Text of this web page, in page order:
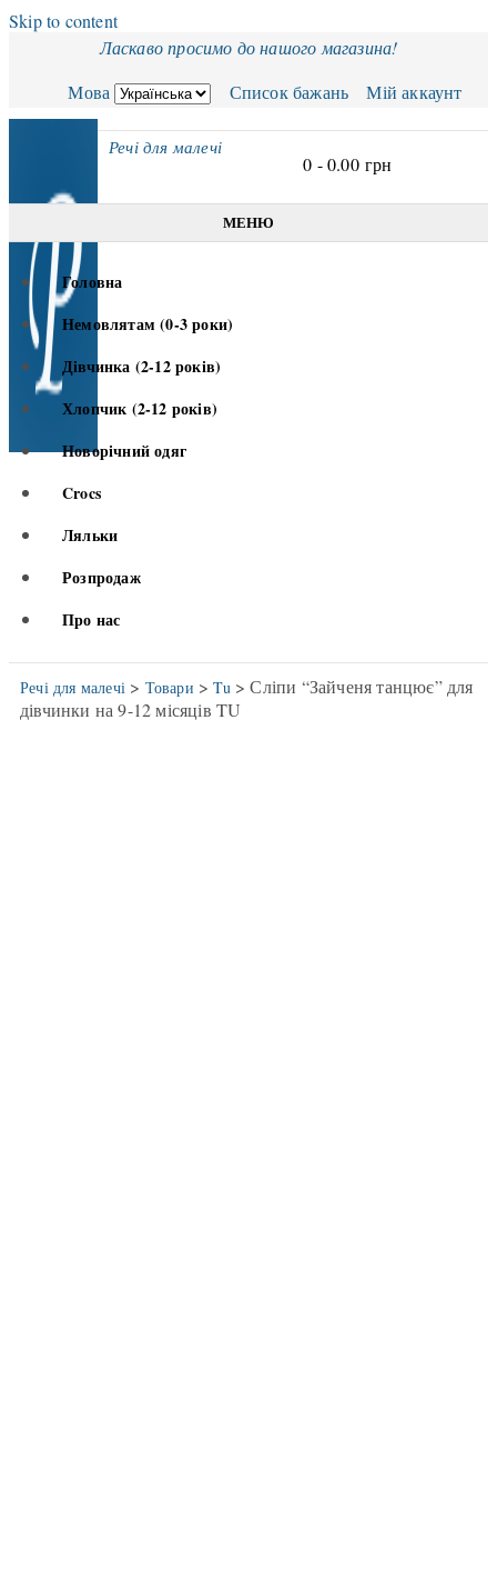
Skip to content
Ласкаво просимо до нашого магазина!
Мова
Список бажань Мій аккаунт
Речі для малечі
0 -0.00 грн
МЕНЮ
Головна
Немовлятам (0-3 роки)
Дівчинка (2-12 років)
Хлопчик (2-12 років)
Новорічний одяг
Crocs
Ляльки
Розпродаж
Про нас
Речі для малечі > Товари >Tu > Сліпи “Зайченя танцює” для
дівчинки на 9-12 місяців TU